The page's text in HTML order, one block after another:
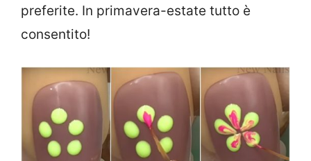
preferite. In primavera-estate tutto è
consentito!